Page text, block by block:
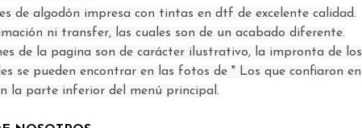
de algodón impresa con tintas en dtf de excelente calidad.
ni transfer, las cuales son de un acabado diferente.
de la pagina son de carácter ilustrativo, la impronta de los
se pueden encontrar en las fotos de " Los que confiaron en
la parte inferior del menú principal.